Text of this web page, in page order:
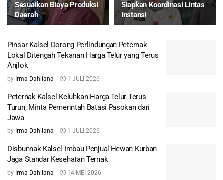
Sesuaikan Biaya Produksi
Daerah
Siapkan Koordinasi Lintas
Instansi
Pinsar Kalsel Dorong Perlindungan Peternak
Lokal Ditengah Tekanan Harga Telur yang Terus
Anjlok
by Irma Dahliana 1 JULI 2026
Peternak Kalsel Keluhkan Harga Telur Terus
Turun, Minta Pemerintah Batasi Pasokan dari
Jawa
by Irma Dahliana 1 JULI 2026
Disbunnak Kalsel Imbau Penjual Hewan Kurban
Jaga Standar Kesehatan Ternak
by Irma Dahliana 14 MEI 2026